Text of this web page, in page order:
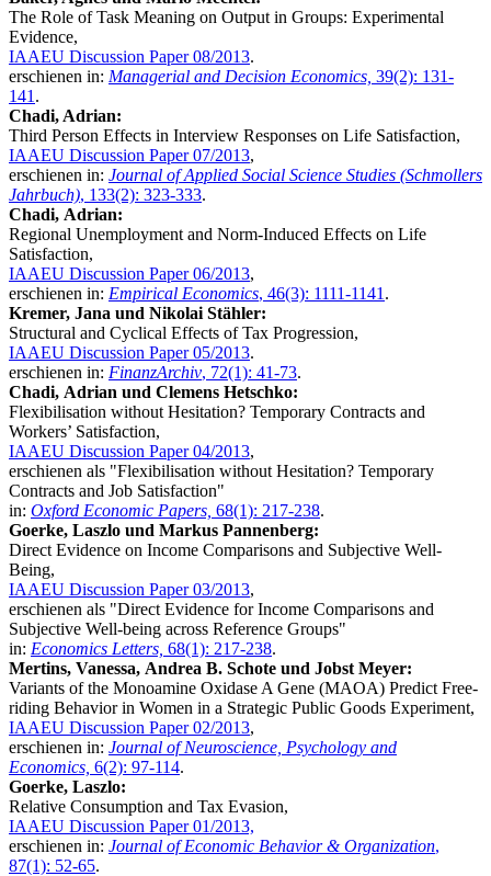
The Role of Task Meaning on Output in Groups: Experimental
Evidence,
IAAEU Discussion Paper 08/2013.
erschienen in: Managerial and Decision Economics, 39(2): 131-
141 .
Chadi, Adrian:
Third Person Effects in Interview Responses on Life Satisfaction,
IAAEU Discussion Paper 07/2013,
erschienen in: Journal of Applied Social Science Studies (Schmollers
Jahrbuch), 133(2): 323-333.
Chadi, Adrian:
Regional Unemployment and Norm-Induced Effects on Life
Satisfaction,
IAAEU Discussion Paper 06/2013,
erschienen in: Empirical Economics, 46(3): 1111-1141 .
Kremer, Jana und Nikolai Stähler:
Structural and Cyclical Effects of Tax Progression,
IAAEU Discussion Paper 05/2013.
erschienen in: FinanzArchiv, 72(1): 41‐73.
Chadi, Adrian und Clemens Hetschko:
Flexibilisation without Hesitation? Temporary Contracts and
Workers’ Satisfaction,
IAAEU Discussion Paper 04/2013,
erschienen als "Flexibilisation without Hesitation? Temporary
Contracts and Job Satisfaction"
in: Oxford Economic Papers, 68(1): 217-238.
Goerke, Laszlo und Markus Pannenberg:
Direct Evidence on Income Comparisons and Subjective Well-
Being,
IAAEU Discussion Paper 03/2013,
erschienen als "Direct Evidence for Income Comparisons and
Subjective Well-being across Reference Groups"
in: Economics Letters, 68(1): 217-238.
Mertins, Vanessa, Andrea B. Schote und Jobst Meyer:
Variants of the Monoamine Oxidase A Gene (MAOA) Predict Free-
riding Behavior in Women in a Strategic Public Goods Experiment,
IAAEU Discussion Paper 02/2013,
erschienen in: Journal of Neuroscience, Psychology and
Economics, 6(2): 97-114.
Goerke, Laszlo:
Relative Consumption and Tax Evasion,
IAAEU Discussion Paper 01/2013,
erschienen in: Journal of Economic Behavior & Organization,
87(1): 52-65.